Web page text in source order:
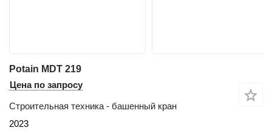
Potain MDT 219
Цена по запросу
Строительная техника - башенный кран
2023